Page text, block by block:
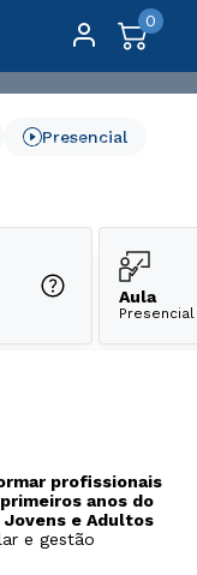
0
Caxias do Sul
do
Presencial
Aula
Presencial
profissionais
anos do
Jovens e Adultos
e gestão